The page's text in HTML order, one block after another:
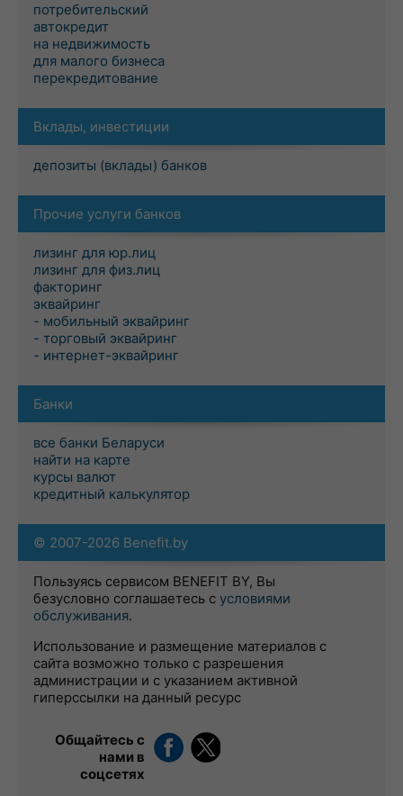
потребительский
автокредит
на недвижимость
для малого бизнеса
перекредитование
Вклады, инвестиции
депозиты (вклады) банков
Прочие услуги банков
лизинг для юр.лиц
лизинг для физ.лиц
факторинг
эквайринг
- мобильный эквайринг
- торговый эквайринг
- интернет-эквайринг
Банки
все банки Беларуси
найти на карте
курсы валют
кредитный калькулятор
© 2007-2026 Benefit.by
Пользуясь сервисом BENEFIT BY, Вы
безусловно соглашаетесь с условиями
обслуживания.
Использование и размещение материалов с
сайта возможно только с разрешения
администрации и с указанием активной
гиперссылки на данный ресурс
Общайтесь с
нами в
соцсетях